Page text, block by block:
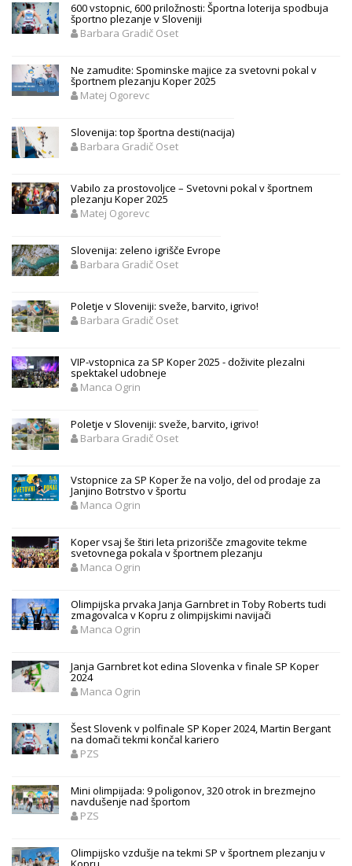
600 vstopnic, 600 priložnosti: Športna loterija spodbuja
športno plezanje v Sloveniji
Barbara Gradič Oset
Ne zamudite: Spominske majice za svetovni pokal v
športnem plezanju Koper 2025
Matej Ogorevc
Slovenija: top športna desti(nacija)
Barbara Gradič Oset
Vabilo za prostovoljce – Svetovni pokal v športnem
plezanju Koper 2025
Matej Ogorevc
Slovenija: zeleno igrišče Evrope
Barbara Gradič Oset
Poletje v Sloveniji: sveže, barvito, igrivo!
Barbara Gradič Oset
VIP-vstopnica za SP Koper 2025 - doživite plezalni
spektakel udobneje
Manca Ogrin
Poletje v Sloveniji: sveže, barvito, igrivo!
Barbara Gradič Oset
Vstopnice za SP Koper že na voljo, del od prodaje za
Janjino Botrstvo v športu
Manca Ogrin
Koper vsaj še štiri leta prizorišče zmagovite tekme
svetovnega pokala v športnem plezanju
Manca Ogrin
Olimpijska prvaka Janja Garnbret in Toby Roberts tudi
zmagovalca v Kopru z olimpijskimi navijači
Manca Ogrin
Janja Garnbret kot edina Slovenka v finale SP Koper
2024
Manca Ogrin
Šest Slovenk v polfinale SP Koper 2024, Martin Bergant
na domači tekmi končal kariero
PZS
Mini olimpijada: 9 poligonov, 320 otrok in brezmejno
navdušenje nad športom
PZS
Olimpijsko vzdušje na tekmi SP v športnem plezanju v